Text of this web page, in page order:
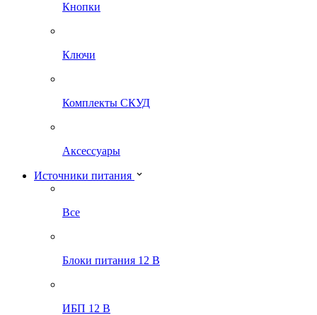
Кнопки
Ключи
Комплекты СКУД
Аксессуары
Источники питания
Все
Блоки питания 12 В
ИБП 12 В